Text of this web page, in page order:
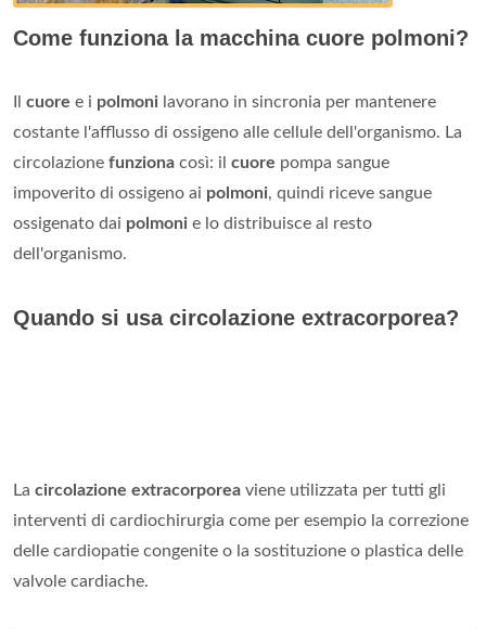
Come funziona la macchina cuore polmoni?
cuore e i polmoni lavorano in sincronia per mantenere
costante l'afflusso di ossigeno alle cellule dell'organismo. La
circolazione funziona così: il cuore pompa sangue
impoverito di ossigeno ai polmoni, quindi riceve sangue
ossigenato dai polmoni e lo distribuisce al resto
dell'organismo.
Quando si usa circolazione extracorporea?
La circolazione extracorporea viene utilizzata per tutti gli
interventi di cardiochirurgia come per esempio la correzione
delle cardiopatie congenite o la sostituzione o plastica delle
valvole cardiache.